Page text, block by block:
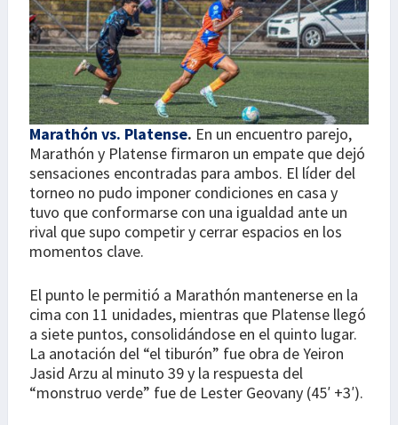
Marathón vs. Platense. En un encuentro parejo,
Marathón y Platense firmaron un empate que dejó
sensaciones encontradas para ambos. El líder del
torneo no pudo imponer condiciones en casa y
tuvo que conformarse con una igualdad ante un
rival que supo competir y cerrar espacios en los
momentos clave.
El punto le permitió a Marathón mantenerse en la
cima con 11 unidades, mientras que Platense llegó
a siete puntos, consolidándose en el quinto lugar.
La anotación del “el tiburón” fue obra de Yeiron
Jasid Arzu al minuto 39 y la respuesta del
“monstruo verde” fue de Lester Geovany (45′ +3′).